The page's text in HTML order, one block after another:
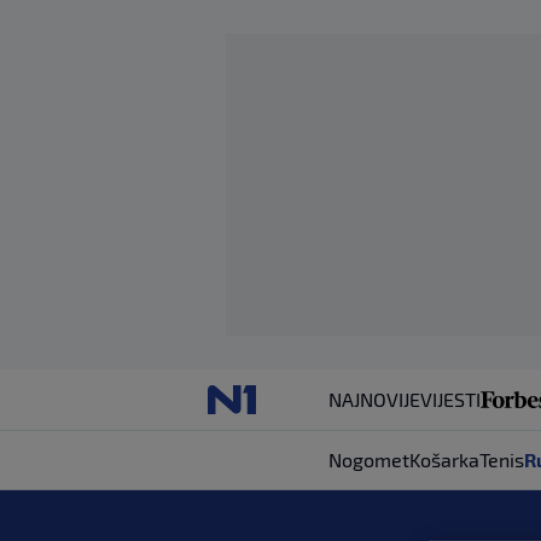
NAJNOVIJEVIJESTI
NogometKošarkaTenis